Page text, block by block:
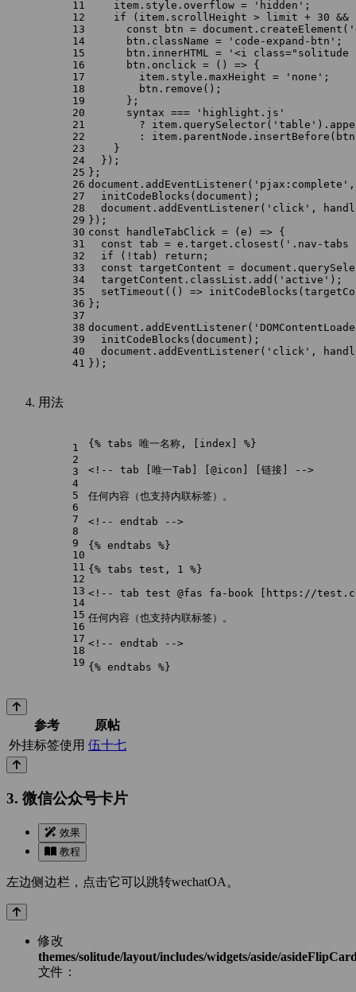
11
12
13
14
15
16
17
18
19
20
21
22
23
24
25
26
27
28
29
30
31
32
33
34
35
36
37
38
39
40
41
    item.
style . overflow = 'hidden' ;
if (item. scrollHeight > limit + 30
const btn = document . createElement (
      btn.
className = 'code-expand-btn' ;
      btn.
innerHTML =
'<i class="solitude
      btn.
onclick = () => {
        item.
style . maxHeight = 'none' ;
        btn.
remove ();
      };
      syntax ===
'highlight.js'
        ? item.
querySelector( 'table' ).
        : item.
parentNode . insertBefore
    }
  });
};
document . addEventListener( 'pjax:complete'
initCodeBlocks ( document );
document . addEventListener( 'click' ,
});
const
handleTabClick = ( e ) => {
const tab = e. target . closest ( '.nav-
if (!tab) return ;
const targetContent = document .
  targetContent.
classList . add ( 'active' );
setTimeout ( () => initCodeBlocks
};
document . addEventListener(
initCodeBlocks ( document );
document . addEventListener( 'click' ,
});
用法
1
2
3
4
5
6
7
8
9
10
11
12
13
14
15
16
17
18
19
{% tabs 唯一名称, [index] %}
<!-- tab [唯一Tab] [@icon] [链接] -->
任何内容（也支持内联标签）。
<!-- endtab -->
{% endtabs %}
{% tabs test, 1 %}
<!-- tab test @fas fa-book [https://
任何内容（也支持内联标签）。
<!-- endtab -->
{% endtabs %}
参考
原帖
外挂标签使用 伍十七
3. 微信公众号卡片
效果
教程
左边侧边栏，点击它可以跳转wechatOA。
修改
themes/solitude/layout/includes/widgets/aside/
文件：